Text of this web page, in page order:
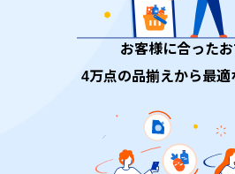
お客様に合った
4万点の品揃えから最適